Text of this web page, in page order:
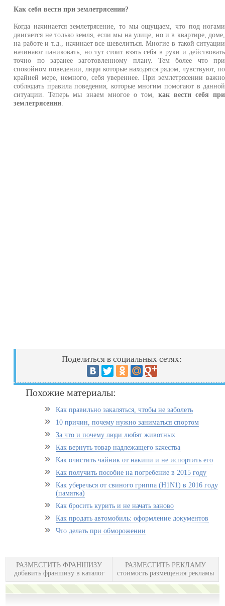
Как себя вести при землетрясении?
Когда начинается землетрясение, то мы ощущаем, что под ногами
двигается не только земля, если мы на улице, но и в квартире, доме,
на работе и т.д., начинает все шевелиться. Многие в такой ситуации
начинают паниковать, но тут стоит взять себя в руки и действовать
точно по заранее заготовленному плану. Тем более что при
спокойном поведении, люди которые находятся рядом, чувствуют, по
крайней мере, немного, себя увереннее. При землетрясении важно
соблюдать правила поведения, которые многим помогают в данной
ситуации. Теперь мы знаем многое о том, как вести себя при
землетрясении
Поделиться в социальных сетях:
Похожие материалы:
Как правильно закаляться, чтобы не заболеть
10 причин, почему нужно заниматься спортом
За что и почему люди любят животных
Как вернуть товар надлежащего качества
Как очистить чайник от накипи и не испортить его
Как получить пособие на погребение в 2015 году
Как уберечься от свиного гриппа (H1N1) в 2016 году
(памятка)
Как бросить курить и не начать заново
Как продать автомобиль: оформление документов
Что делать при обморожении
РАЗМЕСТИТЬ ФРАНШИЗУ
добавить франшизу в каталог
РАЗМЕСТИТЬ РЕКЛАМУ
стоимость размещения рекламы